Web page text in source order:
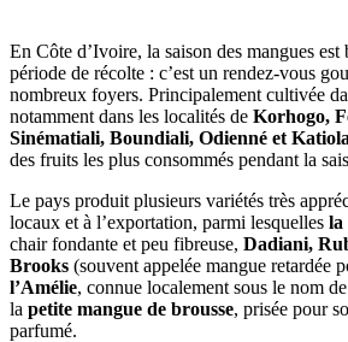
En Côte d’Ivoire, la saison des mangues
période de récolte : c’est un rendez-vous
nombreux foyers. Principalement cultivée
notamment dans les localités de Korhogo,
Sinématiali, Boundiali, Odienné et Katiola
des fruits les plus consommés pendant la
Le pays produit plusieurs variétés très
locaux et à l’exportation, parmi lesquelles la
chair fondante et peu fibreuse, Dadiani,
Brooks (souvent appelée mangue retardée
l’Amélie, connue localement sous le nom de
la petite mangue de brousse, prisée pour
parfumé.